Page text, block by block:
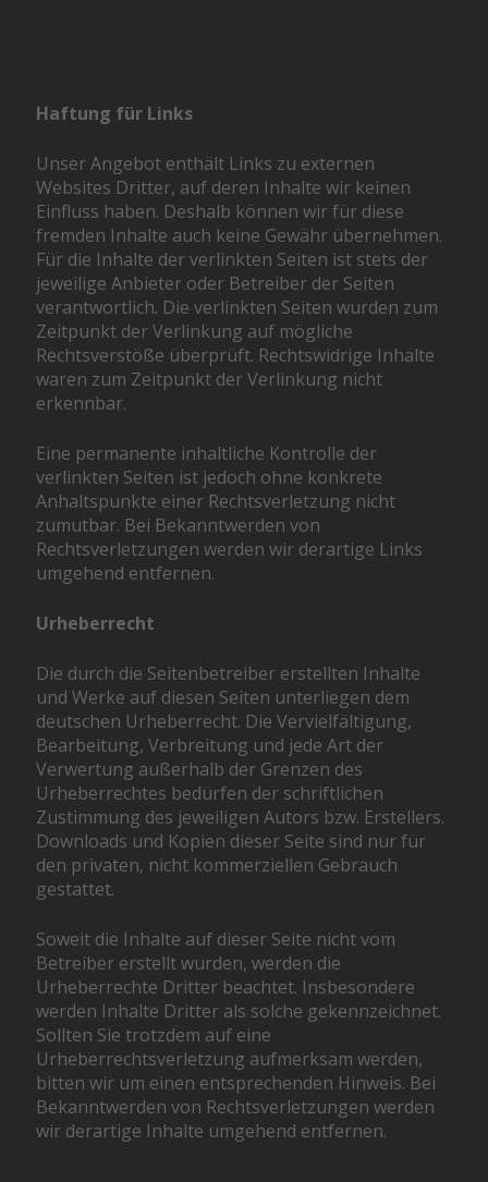
Haftung für Links
Unser Angebot enthält Links zu externen
Websites Dritter, auf deren Inhalte wir keinen
Einfluss haben. Deshalb können wir für diese
fremden Inhalte auch keine Gewähr übernehmen.
Für die Inhalte der verlinkten Seiten ist stets der
jeweilige Anbieter oder Betreiber der Seiten
verantwortlich. Die verlinkten Seiten wurden zum
Zeitpunkt der Verlinkung auf mögliche
Rechtsverstöße überprüft. Rechtswidrige Inhalte
waren zum Zeitpunkt der Verlinkung nicht
erkennbar.
Eine permanente inhaltliche Kontrolle der
verlinkten Seiten ist jedoch ohne konkrete
Anhaltspunkte einer Rechtsverletzung nicht
zumutbar. Bei Bekanntwerden von
Rechtsverletzungen werden wir derartige Links
umgehend entfernen.
Urheberrecht
Die durch die Seitenbetreiber erstellten Inhalte
und Werke auf diesen Seiten unterliegen dem
deutschen Urheberrecht. Die Vervielfältigung,
Bearbeitung, Verbreitung und jede Art der
Verwertung außerhalb der Grenzen des
Urheberrechtes bedürfen der schriftlichen
Zustimmung des jeweiligen Autors bzw. Erstellers.
Downloads und Kopien dieser Seite sind nur für
den privaten, nicht kommerziellen Gebrauch
gestattet.
Soweit die Inhalte auf dieser Seite nicht vom
Betreiber erstellt wurden, werden die
Urheberrechte Dritter beachtet. Insbesondere
werden Inhalte Dritter als solche gekennzeichnet.
Sollten Sie trotzdem auf eine
Urheberrechtsverletzung aufmerksam werden,
bitten wir um einen entsprechenden Hinweis. Bei
Bekanntwerden von Rechtsverletzungen werden
wir derartige Inhalte umgehend entfernen.